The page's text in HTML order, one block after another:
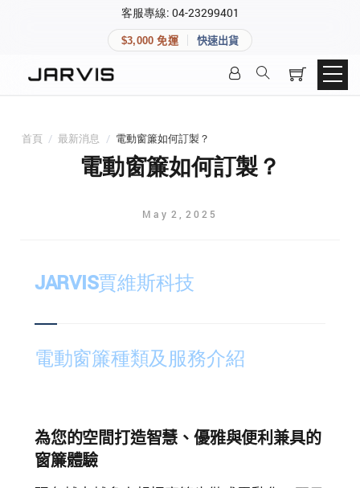
客服專線: 04-23299401
$3,000 免運 快速出貨
首頁 / 最新消息 / 電動窗簾如何訂製？
電動窗簾如何訂製？
May 2 2025
JARVIS賈維斯科技
電動窗簾種類及服務介紹
為您的空間打造智慧、優雅與便利兼具的
窗簾體驗
快速連結
Matter 智慧家庭
精品家電
登入後可查看訂單、會員資料與收藏清單。
建立新帳號
快速連結
追蹤我的訂單
查看我的最愛
加入 JARVIS VIP